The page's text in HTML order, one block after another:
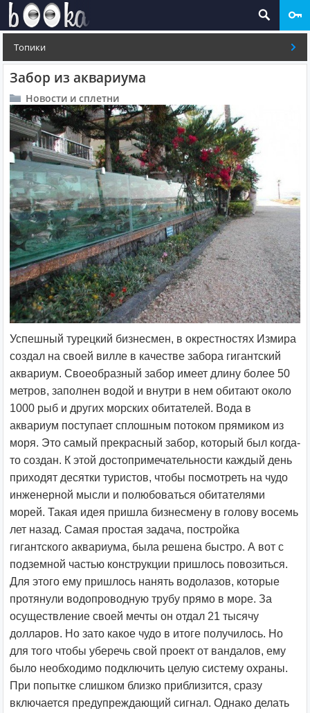
Топики
Забор из аквариума
Новости и сплетни
Успешный турецкий бизнесмен, в окрестностях Измира
создал на своей вилле в качестве забора гигантский
аквариум. Своеобразный забор имеет длину более 50
метров, заполнен водой и внутри в нем обитают около
1000 рыб и других морских обитателей. Вода в
аквариум поступает сплошным потоком прямиком из
моря. Это самый прекрасный забор, который был когда-
то создан. К этой достопримечательности каждый день
приходят десятки туристов, чтобы посмотреть на чудо
инженерной мысли и полюбоваться обитателями
морей. Такая идея пришла бизнесмену в голову восемь
лет назад. Самая простая задача, постройка
гигантского аквариума, была решена быстро. А вот с
подземной частью конструкции пришлось повозиться.
Для этого ему пришлось нанять водолазов, которые
протянули водопроводную трубу прямо в море. За
осуществление своей мечты он отдал 21 тысячу
долларов. Но зато какое чудо в итоге получилось. Но
для того чтобы уберечь свой проект от вандалов, ему
было необходимо подключить целую систему охраны.
При попытке слишком близко приблизится, сразу
включается предупреждающий сигнал. Однако делать